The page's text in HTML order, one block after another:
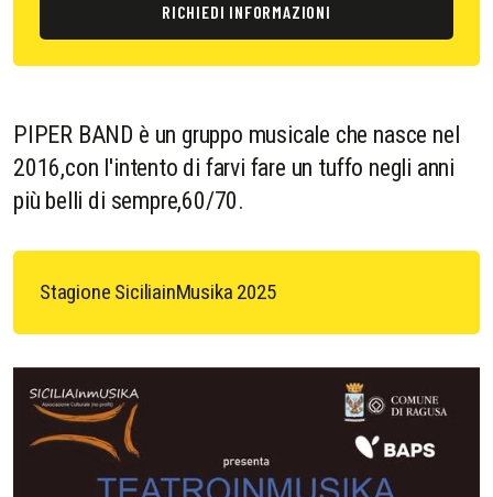
RICHIEDI INFORMAZIONI
PIPER BAND è un gruppo musicale che nasce nel
2016,con l'intento di farvi fare un tuffo negli anni
più belli di sempre,60/70.
Stagione SiciliainMusika 2025